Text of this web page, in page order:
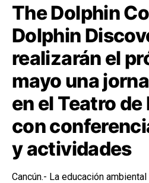
The Dolphin
Dolphin
realizarán el
mayo una
en el Teatro de
con
y actividades
Cancún.- La educación